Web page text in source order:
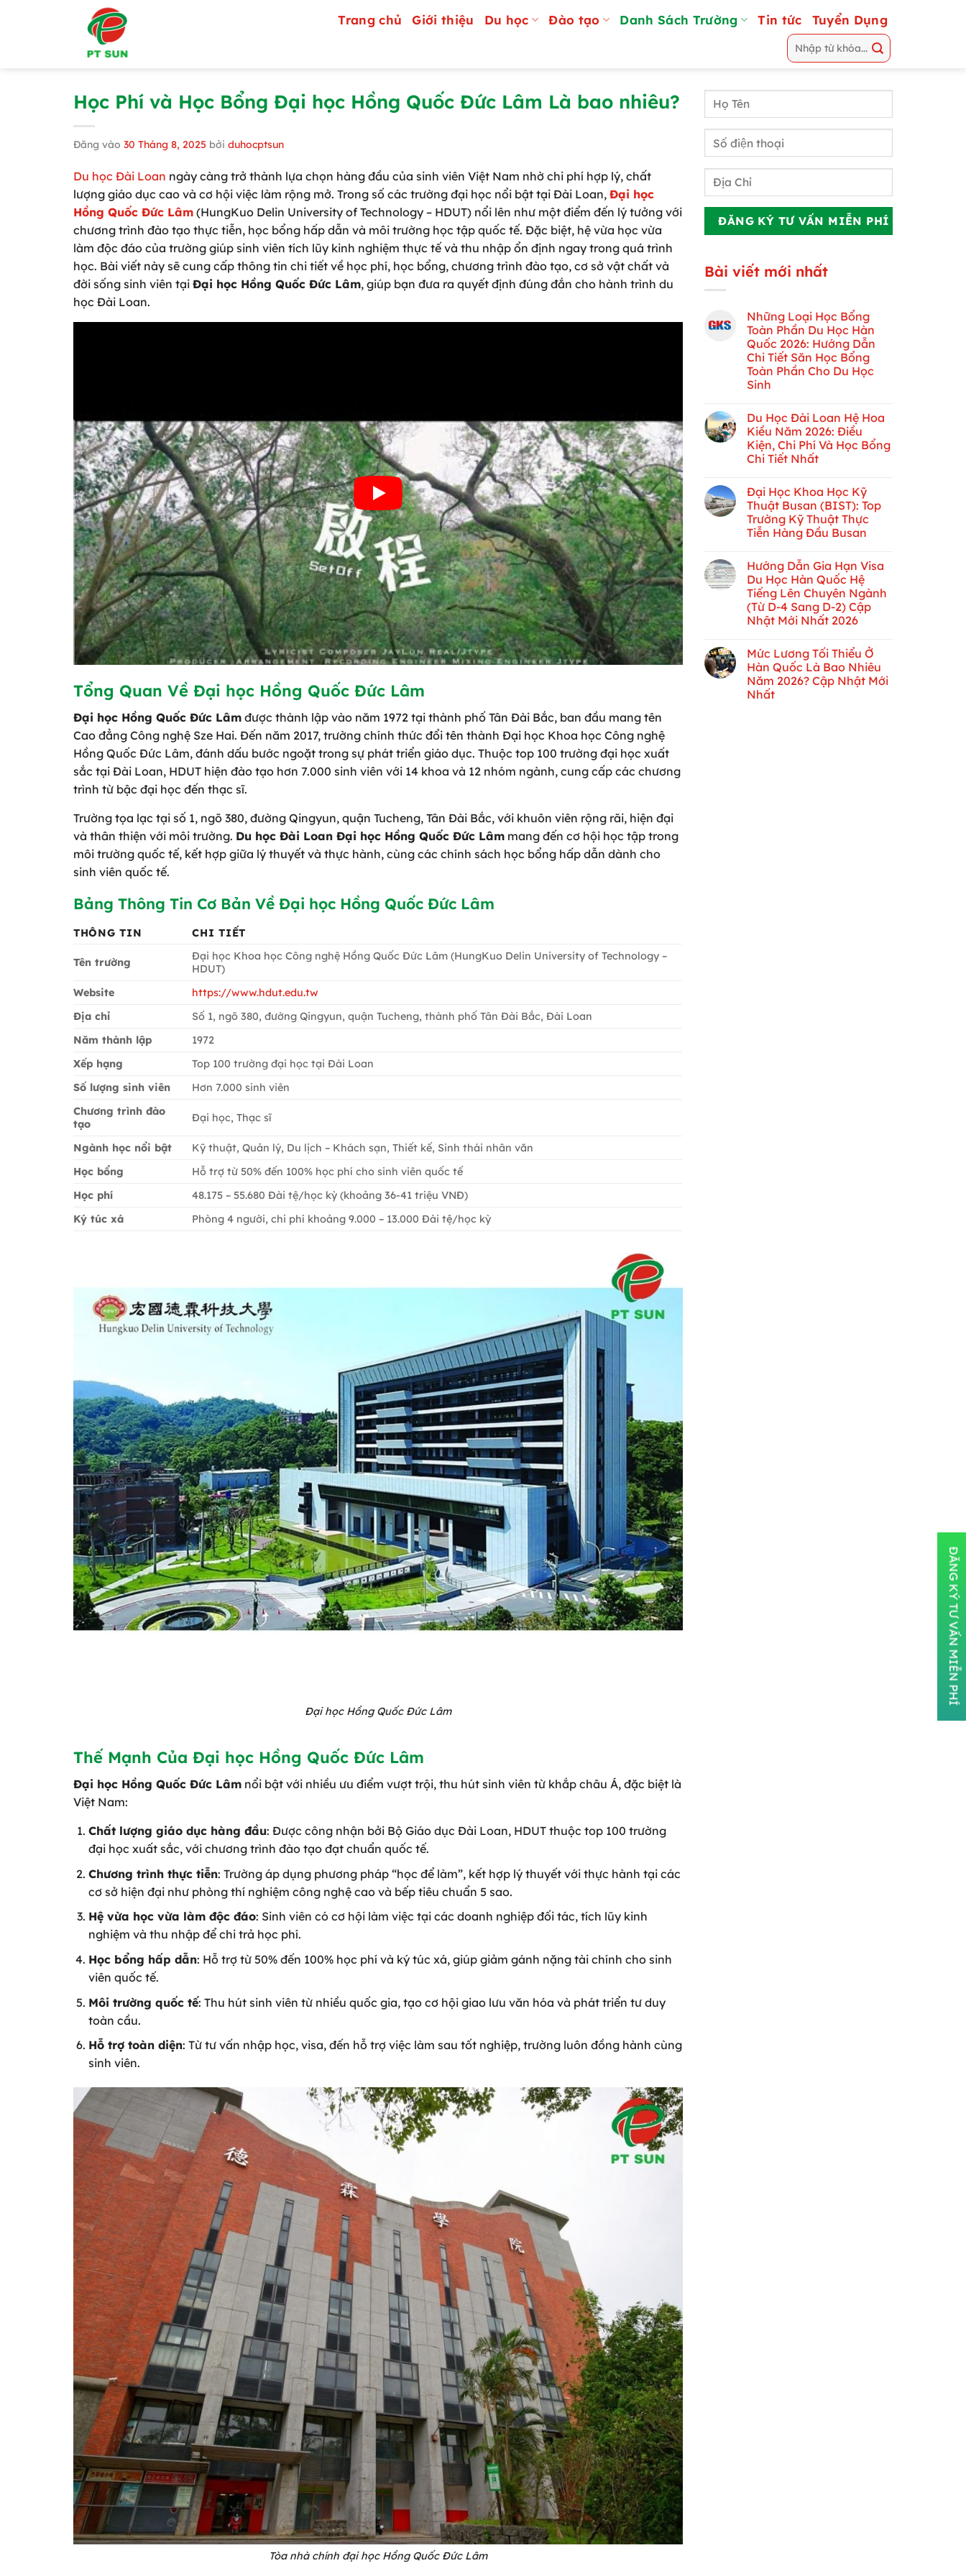
Trang chủ Giới thiệu Du học Đào tạo Danh Sách Trường Tin tức Tuyển Dụng
Học Phí và Học Bổng Đại học Hồng Quốc Đức Lâm Là bao nhiêu?
Đăng vào 30 Tháng 8, 2025 bởi duhocptsun
Du học Đài Loan ngày càng trở thành lựa chọn hàng đầu của sinh viên Việt Nam nhờ chi phí hợp lý, chất
lượng giáo dục cao và cơ hội việc làm rộng mở. Trong số các trường đại học nổi bật tại Đài Loan, Đại học
Hồng Quốc Đức Lâm (HungKuo Delin University of Technology – HDUT) nổi lên như một điểm đến lý tưởng với
chương trình đào tạo thực tiễn, học bổng hấp dẫn và môi trường học tập quốc tế. Đặc biệt, hệ vừa học vừa
làm độc đáo của trường giúp sinh viên tích lũy kinh nghiệm thực tế và thu nhập ổn định ngay trong quá trình
học. Bài viết này sẽ cung cấp thông tin chi tiết về học phí, học bổng, chương trình đào tạo, cơ sở vật chất và
đời sống sinh viên tại Đại học Hồng Quốc Đức Lâm, giúp bạn đưa ra quyết định đúng đắn cho hành trình du
học Đài Loan.
Tổng Quan Về Đại học Hồng Quốc Đức Lâm
Đại học Hồng Quốc Đức Lâm được thành lập vào năm 1972 tại thành phố Tân Đài Bắc, ban đầu mang tên
Cao đẳng Công nghệ Sze Hai. Đến năm 2017, trường chính thức đổi tên thành Đại học Khoa học Công nghệ
Hồng Quốc Đức Lâm, đánh dấu bước ngoặt trong sự phát triển giáo dục. Thuộc top 100 trường đại học xuất
sắc tại Đài Loan, HDUT hiện đào tạo hơn 7.000 sinh viên với 14 khoa và 12 nhóm ngành, cung cấp các chương
trình từ bậc đại học đến thạc sĩ.
Trường tọa lạc tại số 1, ngõ 380, đường Qingyun, quận Tucheng, Tân Đài Bắc, với khuôn viên rộng rãi, hiện đại
và thân thiện với môi trường. Du học Đài Loan Đại học Hồng Quốc Đức Lâm mang đến cơ hội học tập trong
môi trường quốc tế, kết hợp giữa lý thuyết và thực hành, cùng các chính sách học bổng hấp dẫn dành cho
sinh viên quốc tế.
Bảng Thông Tin Cơ Bản Về Đại học Hồng Quốc Đức Lâm
THÔNG TIN CHI TIẾT
Tên trường
Đại học Khoa học Công nghệ Hồng Quốc Đức Lâm (HungKuo Delin University of Technology –
HDUT)
Website
https://www.hdut.edu.tw
Địa chỉ
Số 1, ngõ 380, đường Qingyun, quận Tucheng, thành phố Tân Đài Bắc, Đài Loan
Năm thành lập
1972
Xếp hạng
Top 100 trường đại học tại Đài Loan
Số lượng sinh viên
Hơn 7.000 sinh viên
Chương trình đào
tạo
Đại học, Thạc sĩ
Ngành học nổi bật
Kỹ thuật, Quản lý, Du lịch – Khách sạn, Thiết kế, Sinh thái nhân văn
Học bổng
Hỗ trợ từ 50% đến 100% học phí cho sinh viên quốc tế
Học phí
48.175 – 55.680 Đài tệ/học kỳ (khoảng 36-41 triệu VNĐ)
Ký túc xá
Phòng 4 người, chi phí khoảng 9.000 – 13.000 Đài tệ/học kỳ
Đại học Hồng Quốc Đức Lâm
Thế Mạnh Của Đại học Hồng Quốc Đức Lâm
Đại học Hồng Quốc Đức Lâm nổi bật với nhiều ưu điểm vượt trội, thu hút sinh viên từ khắp châu Á, đặc biệt là
Việt Nam:
Chất lượng giáo dục hàng đầu: Được công nhận bởi Bộ Giáo dục Đài Loan, HDUT thuộc top 100 trường
đại học xuất sắc, với chương trình đào tạo đạt chuẩn quốc tế.
Chương trình thực tiễn: Trường áp dụng phương pháp “học để làm”, kết hợp lý thuyết với thực hành tại các
cơ sở hiện đại như phòng thí nghiệm công nghệ cao và bếp tiêu chuẩn 5 sao.
Hệ vừa học vừa làm độc đáo: Sinh viên có cơ hội làm việc tại các doanh nghiệp đối tác, tích lũy kinh
nghiệm và thu nhập để chi trả học phí.
Học bổng hấp dẫn: Hỗ trợ từ 50% đến 100% học phí và ký túc xá, giúp giảm gánh nặng tài chính cho sinh
viên quốc tế.
Môi trường quốc tế: Thu hút sinh viên từ nhiều quốc gia, tạo cơ hội giao lưu văn hóa và phát triển tư duy
toàn cầu.
Hỗ trợ toàn diện: Từ tư vấn nhập học, visa, đến hỗ trợ việc làm sau tốt nghiệp, trường luôn đồng hành cùng
sinh viên.
Tòa nhà chính đại học Hồng Quốc Đức Lâm
Bài viết mới nhất
Những Loại Học Bổng
Toàn Phần Du Học Hàn
Quốc 2026: Hướng Dẫn
Chi Tiết Săn Học Bổng
Toàn Phần Cho Du Học
Sinh
Du Học Đài Loan Hệ Hoa
Kiều Năm 2026: Điều
Kiện, Chi Phí Và Học Bổng
Chi Tiết Nhất
Đại Học Khoa Học Kỹ
Thuật Busan (BIST): Top
Trường Kỹ Thuật Thực
Tiễn Hàng Đầu Busan
Hướng Dẫn Gia Hạn Visa
Du Học Hàn Quốc Hệ
Tiếng Lên Chuyên Ngành
(Từ D-4 Sang D-2) Cập
Nhật Mới Nhất 2026
Mức Lương Tối Thiểu Ở
Hàn Quốc Là Bao Nhiêu
Năm 2026? Cập Nhật Mới
Nhất
ĐĂNG KÝ TƯ VẤN MIỄN PHÍ